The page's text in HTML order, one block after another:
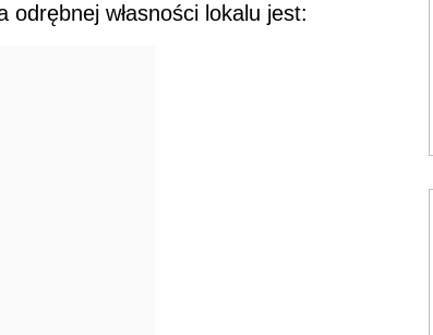
własności lokalu jest: